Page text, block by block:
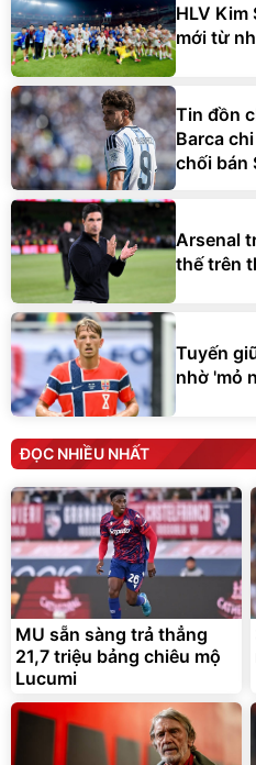
HLV Kim
mới từ
Tin đồn
Barca
chối bán
Arsenal
thế trên
Tuyến
nhờ 'mỏ
ĐỌC NHIỀU NHẤT
MU sẵn sàng trả thẳng
21,7 triệu bảng chiêu mộ
Lucumi